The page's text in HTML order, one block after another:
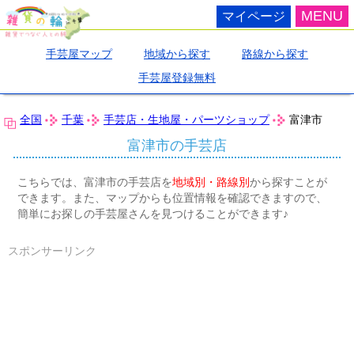
MENU
マイページ
手芸屋マップ 地域から探す
路線から探す
手芸屋登録無料
全国 千葉 手芸店・生地屋・パーツショップ 富津市
富津市の手芸店
こちらでは、富津市の手芸店を地域別・路線別から探すことが
できます。また、マップからも位置情報を確認できますので、
簡単にお探しの手芸屋さんを見つけることができます♪
スポンサーリンク